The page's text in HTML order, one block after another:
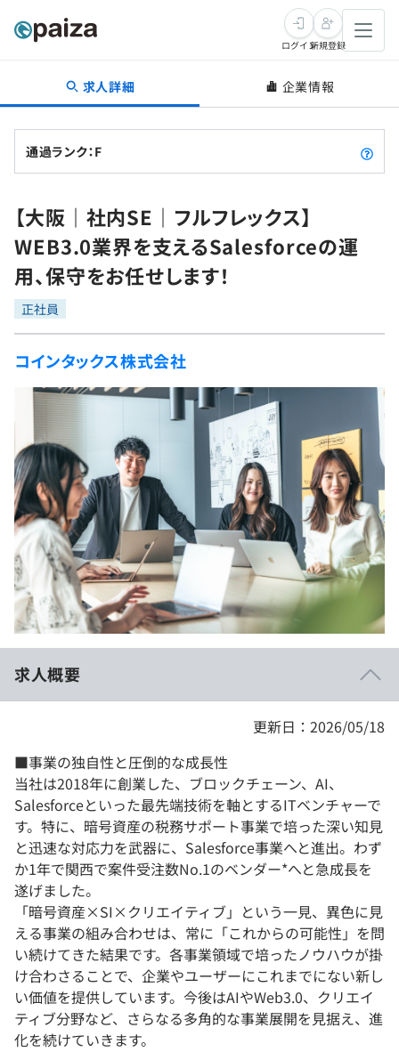
転職・キャリア
転職成功ガイド
転職エージェント
インタビュー
転職成功ガイド
新卒就活
求人検索
本選考
インターン
新卒エージェント
インタビュー
就活成功ガイド
学習
問題集
4択課題
ナレッジ
リファレンス
プラン
個人向けプラン
法人向けプラン
学校向けプラン
契約内容・クーポン
プログラミング言語
評価結果一覧
再チャレンジ結果一覧
ゲーム・マンガ
Tech Team Journal
paiza times
note
paizaとは？
ログイン新規登録
求人詳細 企業情報
通過ランク：F
【大阪｜社内SE｜フルフレックス】
WEB3.0業界を支えるSalesforceの運
用、保守をお任せします！
正社員
コインタックス株式会社
求人概要
更新日：2026/05/18
■事業の独自性と圧倒的な成長性
当社は2018年に創業した、ブロックチェーン、AI、
Salesforceといった最先端技術を軸とするITベンチャーで
す。特に、暗号資産の税務サポート事業で培った深い知見
と迅速な対応力を武器に、Salesforce事業へと進出。わず
か1年で関西で案件受注数No.1のベンダー*へと急成長を
遂げました。
「暗号資産×SI×クリエイティブ」という一見、異色に見
える事業の組み合わせは、常に「これからの可能性」を問
い続けてきた結果です。各事業領域で培ったノウハウが掛
け合わさることで、企業やユーザーにこれまでにない新し
い価値を提供しています。今後はAIやWeb3.0、クリエイ
ティブ分野など、さらなる多角的な事業展開を見据え、進
化を続けていきます。